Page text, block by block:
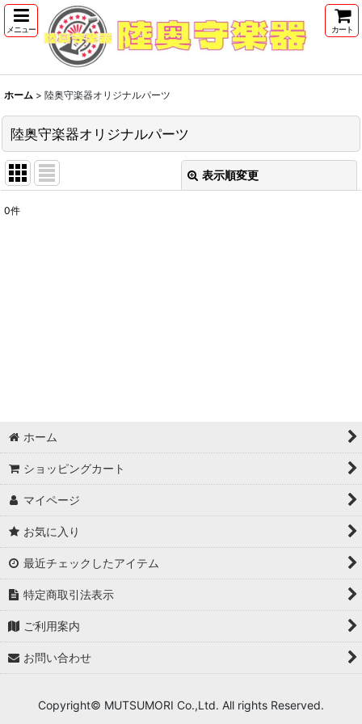
メニュー カート
ホーム > 陸奥守楽器オリジナルパーツ
陸奥守楽器オリジナルパーツ
表示順変更
0件
ホーム
ショッピングカート
マイページ
お気に入り
最近チェックしたアイテム
特定商取引法表示
ご利用案内
お問い合わせ
Copyright© MUTSUMORI Co.,Ltd. All rights Reserved.